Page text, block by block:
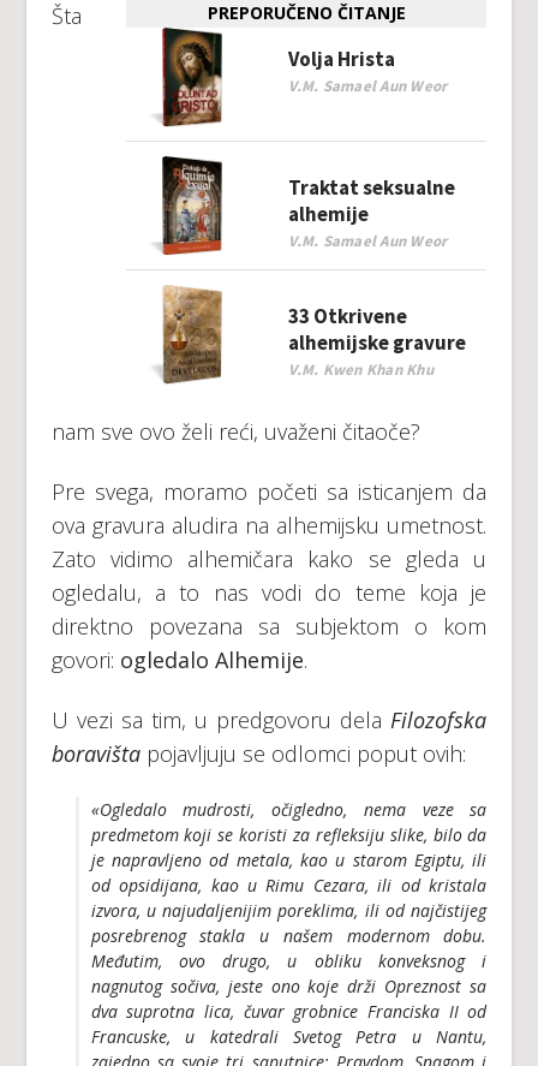
PREPORUČENO ČITANJE
Volja Hrista
V.M. Samael Aun Weor
Traktat seksualne
alhemije
V.M. Samael Aun Weor
33 Otkrivene
alhemijske gravure
V.M. Kwen Khan Khu
Šta
nam sve ovo želi reći, uvaženi čitaoče?
Pre svega, moramo početi sa isticanjem da
ova gravura aludira na alhemijsku umetnost.
Zato vidimo alhemičara kako se gleda u
ogledalu, a to nas vodi do teme koja je
direktno povezana sa subjektom o kom
govori: ogledalo Alhemije.
U vezi sa tim, u predgovoru delaFilozofska
boravištapojavljuju se odlomci poput ovih:
«Ogledalo mudrosti, očigledno, nema veze sa
predmetom koji se koristi za refleksiju slike, bilo da
je napravljeno od metala, kao u starom Egiptu, ili
od opsidijana, kao u Rimu Cezara, ili od kristala
izvora, u najudaljenijim poreklima, ili od najčistijeg
posrebrenog stakla u našem modernom dobu.
Međutim, ovo drugo, u obliku konveksnog i
nagnutog sočiva, jeste ono koje drži Opreznost sa
dva suprotna lica, čuvar grobnice Franciska II od
Francuske, u katedrali Svetog Petra u Nantu,